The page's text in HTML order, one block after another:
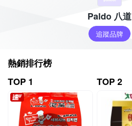
Paldo 八道
追蹤品牌
熱銷排行榜
TOP 1
TOP 2